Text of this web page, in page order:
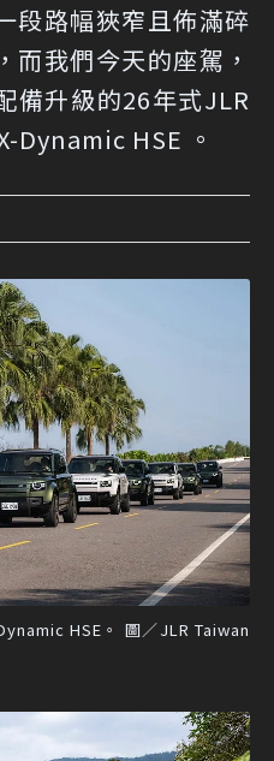
段路幅狹窄且佈滿碎
而我們今天的座駕，
備升級的26年式JLR
Dynamic HSE 。
HSE。 圖／JLR Taiwan